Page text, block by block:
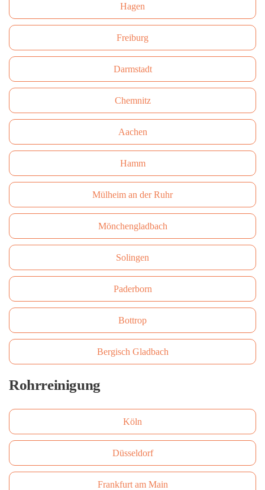
Hagen
Freiburg
Darmstadt
Сhemnitz
Aachen
Hamm
Mülheim an der Ruhr
Mönchengladbach
Solingen
Paderborn
Bottrop
Bergisch Gladbach
Rohrreinigung
Köln
Düsseldorf
Frankfurt am Main